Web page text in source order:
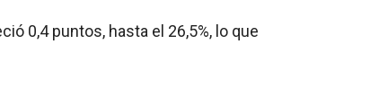
0,4 puntos, hasta el 26,5%, lo que